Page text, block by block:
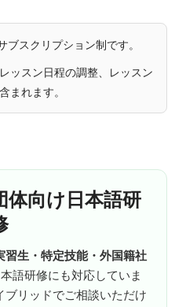
スクリプション制です。
ッスン日程の調整、レッスン
まれます。
体向け日本語研
習生・特定技能・外国籍社
語研修にも対応していま
リッドでご相談いただけ